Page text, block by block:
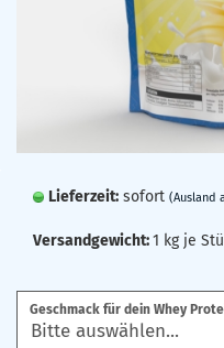
Lieferzeit: sofort (Ausland
Versandgewicht:1 kg je
Geschmack für dein Whey